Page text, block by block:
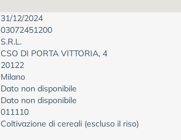
31/12/2024
03072451200
S.R.L.
CSO DI PORTA VITTORIA, 4
20122
Milano
Dato non disponibile
Dato non disponibile
011110
Coltivazione di cereali (escluso il riso)